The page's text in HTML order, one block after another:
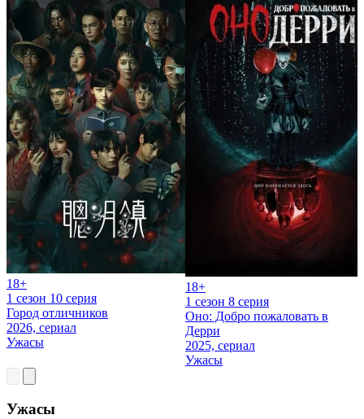
18+
1 сезон 10 серия
Город отличников
2026, сериал
Ужасы
18+
1 сезон 8 серия
Оно: Добро пожаловать в
Дерри
2025, сериал
Ужасы
Ужасы